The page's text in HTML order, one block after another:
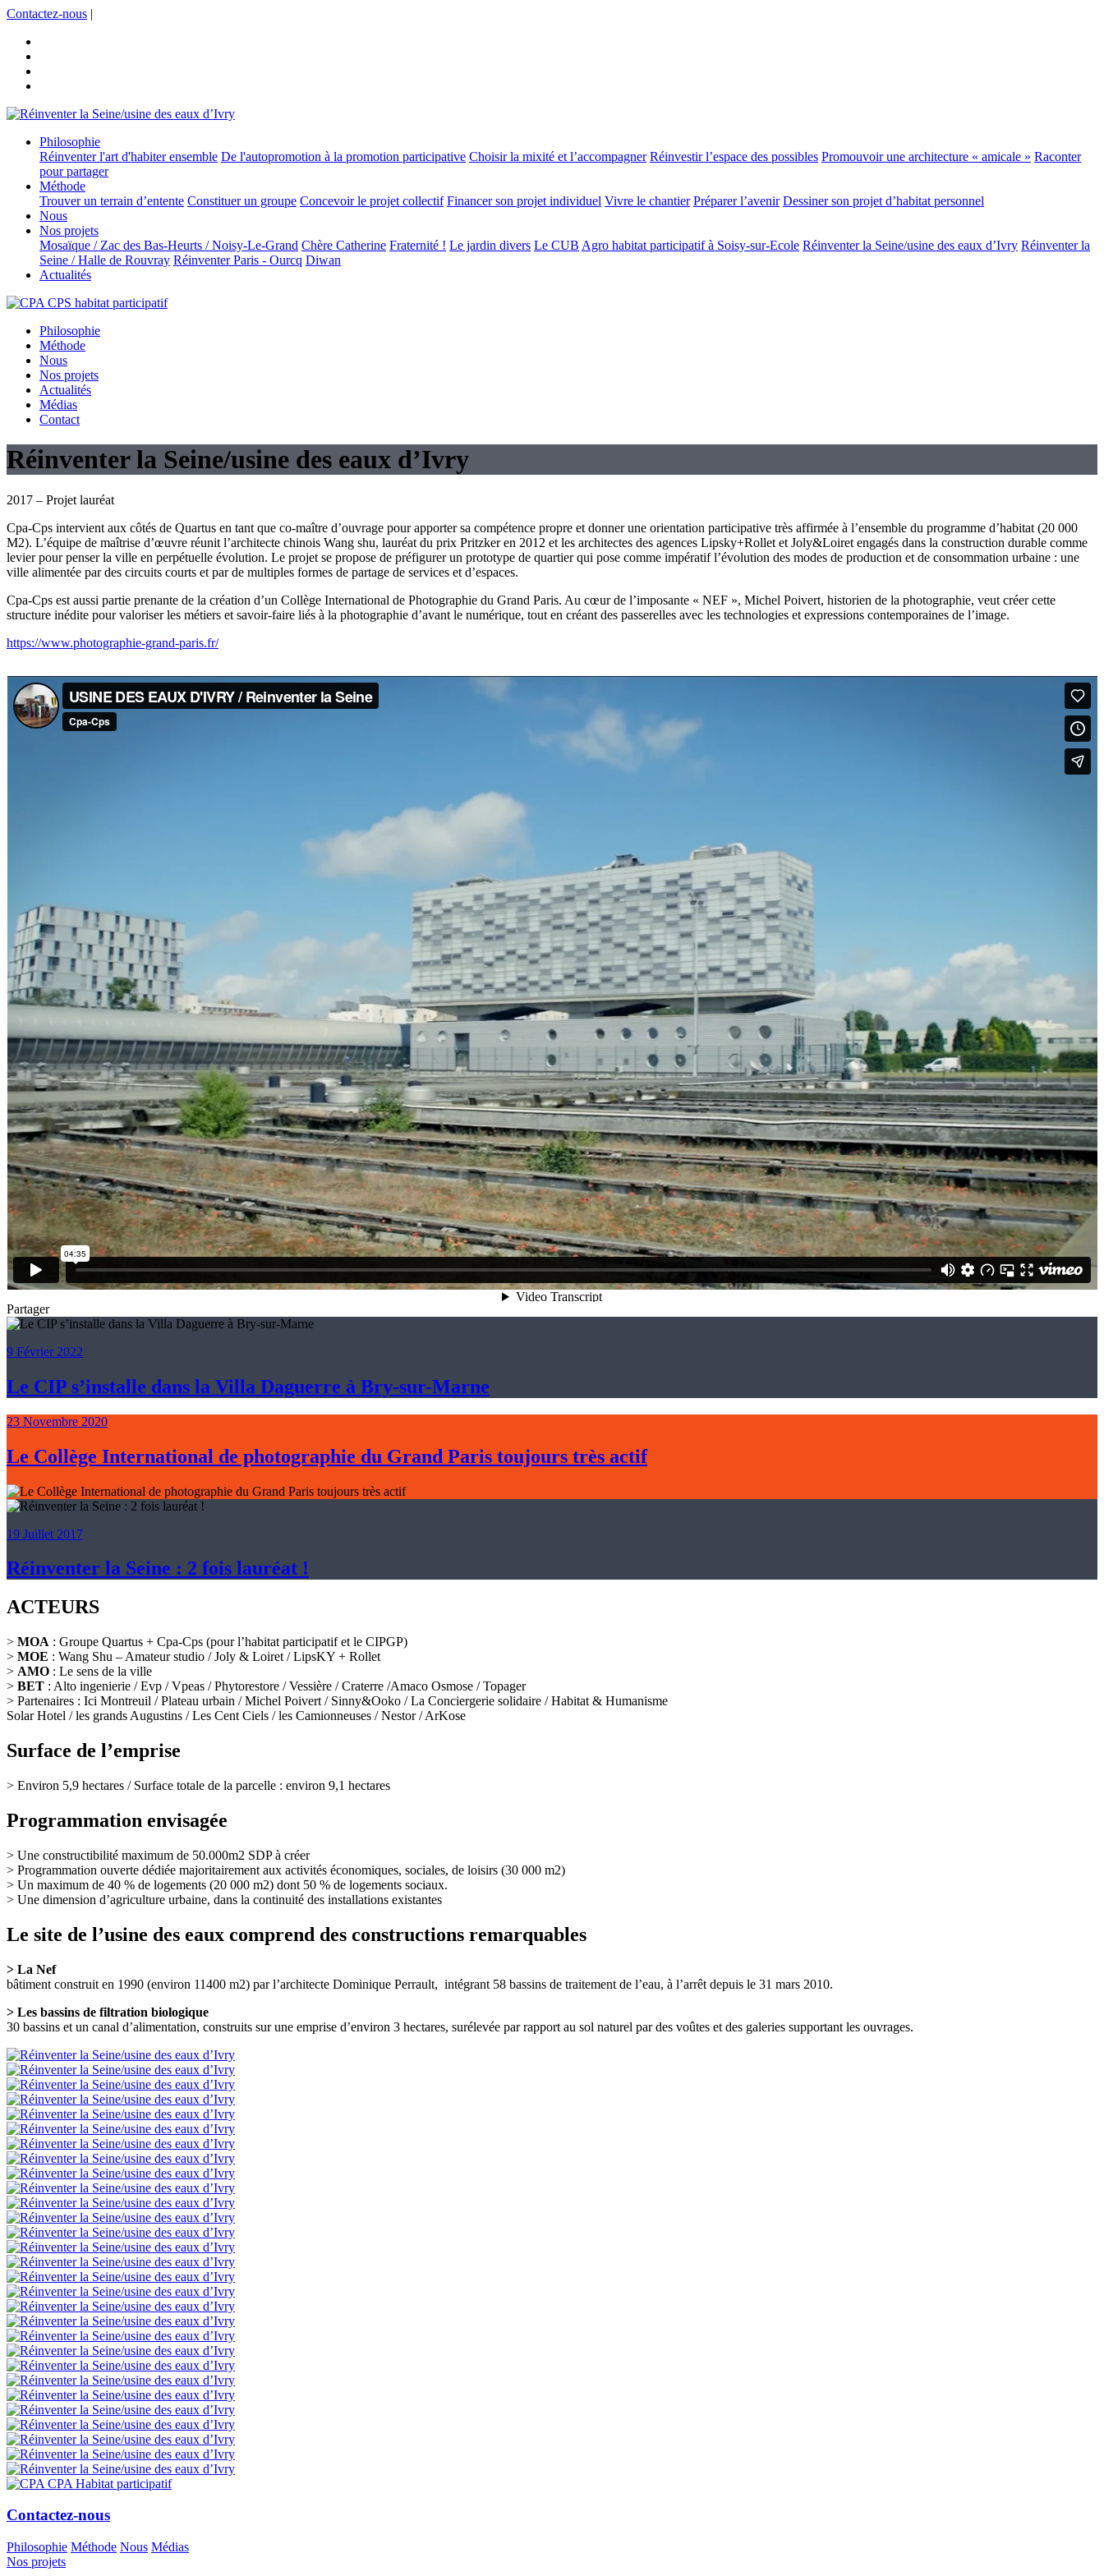
Contactez-nous |
Philosophie
Réinventer l'art d'habiter ensemble De l'autopromotion à la promotion participative Choisir la mixité et l’accompagner Réinvestir l’espace des possibles Promouvoir une architecture « amicale » Raconter
pour partager
Méthode
Trouver un terrain d’entente Constituer un groupe Concevoir le projet collectif Financer son projet individuel Vivre le chantier Préparer l’avenir Dessiner son projet d’habitat personnel
Nous
Nos projets
Mosaïque / Zac des Bas-Heurts / Noisy-Le-Grand Chère Catherine Fraternité ! Le jardin divers Le CUB Agro habitat participatif à Soisy-sur-Ecole Réinventer la Seine/usine des eaux d’Ivry Réinventer la
Seine / Halle de Rouvray Réinventer Paris - Ourcq Diwan
Actualités
Philosophie
Méthode
Nous
Nos projets
Actualités
Médias
Contact
Réinventer la Seine/usine des eaux d’Ivry
2017 – Projet lauréat
Cpa-Cps intervient aux côtés de Quartus en tant que co-maître d’ouvrage pour apporter sa compétence propre et donner une orientation participative très affirmée à l’ensemble du programme d’habitat (20 000
M2). L’équipe de maîtrise d’œuvre réunit l’architecte chinois Wang shu, lauréat du prix Pritzker en 2012 et les architectes des agences Lipsky+Rollet et Joly&Loiret engagés dans la construction durable comme
levier pour penser la ville en perpétuelle évolution. Le projet se propose de préfigurer un prototype de quartier qui pose comme impératif l’évolution des modes de production et de consommation urbaine : une
ville alimentée par des circuits courts et par de multiples formes de partage de services et d’espaces.
Cpa-Cps est aussi partie prenante de la création d’un Collège International de Photographie du Grand Paris. Au cœur de l’imposante « NEF », Michel Poivert, historien de la photographie, veut créer cette
structure inédite pour valoriser les métiers et savoir-faire liés à la photographie d’avant le numérique, tout en créant des passerelles avec les technologies et expressions contemporaines de l’image.
https://www.photographie-grand-paris.fr/
Partager
9 Février 2022
Le CIP s’installe dans la Villa Daguerre à Bry-sur-Marne
23 Novembre 2020
Le Collège International de photographie du Grand Paris toujours très actif
19 Juillet 2017
Réinventer la Seine : 2 fois lauréat !
ACTEURS
> MOA : Groupe Quartus + Cpa-Cps (pour l’habitat participatif et le CIPGP)
> MOE : Wang Shu – Amateur studio / Joly & Loiret / LipsKY + Rollet
> AMO : Le sens de la ville
> BET : Alto ingenierie / Evp / Vpeas / Phytorestore / Vessière / Craterre /Amaco Osmose / Topager
> Partenaires : Ici Montreuil / Plateau urbain / Michel Poivert / Sinny&Ooko / La Conciergerie solidaire / Habitat & Humanisme
Solar Hotel / les grands Augustins / Les Cent Ciels / les Camionneuses / Nestor / ArKose
Surface de l’emprise
> Environ 5,9 hectares / Surface totale de la parcelle : environ 9,1 hectares
Programmation envisagée
> Une constructibilité maximum de 50.000m2 SDP à créer
> Programmation ouverte dédiée majoritairement aux activités économiques, sociales, de loisirs (30 000 m2)
> Un maximum de 40 % de logements (20 000 m2) dont 50 % de logements sociaux.
> Une dimension d’agriculture urbaine, dans la continuité des installations existantes
Le site de l’usine des eaux comprend des constructions remarquables
> La Nef
bâtiment construit en 1990 (environ 11400 m2) par l’architecte Dominique Perrault, intégrant 58 bassins de traitement de l’eau, à l’arrêt depuis le 31 mars 2010.
> Les bassins de filtration biologique
30 bassins et un canal d’alimentation, construits sur une emprise d’environ 3 hectares, surélevée par rapport au sol naturel par des voûtes et des galeries supportant les ouvrages.
Contactez-nous
Philosophie Méthode Nous Médias
Nos projets